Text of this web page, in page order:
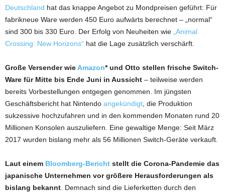
Deutschland hat das knappe Angebot zu Mondpreisen geführt: Für
fabrikneue Ware werden 450 Euro aufwärts berechnet – „normal“
sind 300 bis 330 Euro. Der Erfolg von Neuheiten wie „Animal
Crossing: New Horizons“ hat die Lage zusätzlich verschärft.
Große Versender wieAmazon* und Otto stellen frische Switch-
Ware für Mitte bis Ende Juni in Aussicht – teilweise werden
bereits Vorbestellungen entgegen genommen. Im jüngsten
Geschäftsbericht hat Nintendo angekündigt , die Produktion
sukzessive hochzufahren und in den kommenden Monaten rund 20
Millionen Konsolen auszuliefern. Eine gewaltige Menge: Seit März
2017 wurden bislang mehr als 56 Millionen Switch-Geräte verkauft.
Laut einem Bloomberg-Bericht stellt die Corona-Pandemie das
japanische Unternehmen vor größere Herausforderungen als
bislang bekannt . Demnach sind die Lieferketten durch den